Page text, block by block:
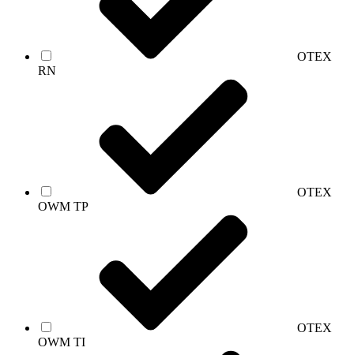
OTEX
RN
OTEX
OWM TP
OTEX
OWM TI